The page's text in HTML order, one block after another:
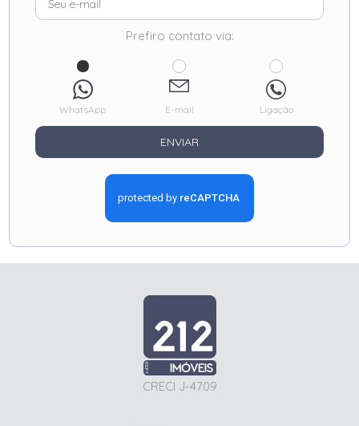
Prefiro contato via:
WhatsApp E-mail Ligação
ENVIAR
CRECI J-4709